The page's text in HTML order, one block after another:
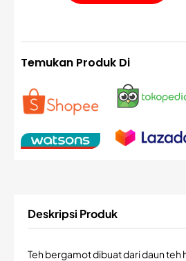
Temukan Produk Di
Deskripsi Produk
Teh bergamot dibuat dari daun teh